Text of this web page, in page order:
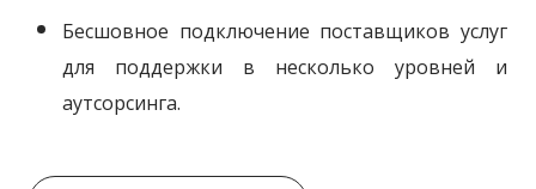
Бесшовное подключение поставщиков услуг
для поддержки в несколько уровней и
аутсорсинга.